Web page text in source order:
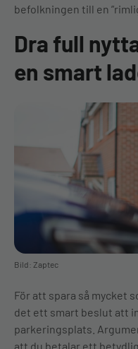
befolkningen till en
Dra full
en smart
Bild: Zaptec
För att spara så mycket
det ett smart beslut att
parkeringsplats.
att du betalar ett